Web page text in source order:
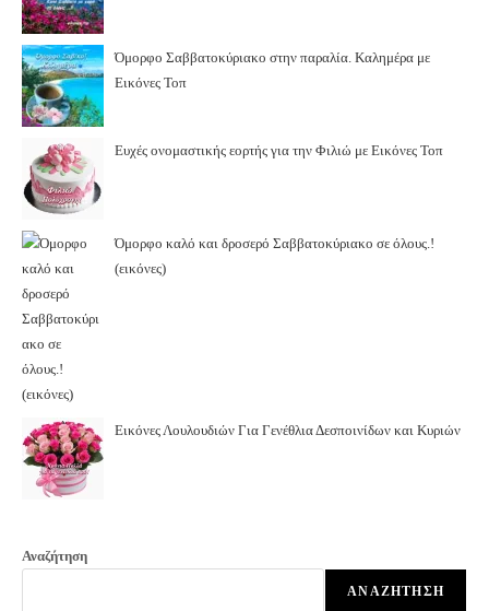
Όμορφο Σαββατοκύριακο στην παραλία. Καλημέρα με
Εικόνες Τοπ
Ευχές ονομαστικής εορτής για την Φιλιώ με Εικόνες Τοπ
Όμορφο καλό και δροσερό Σαββατοκύριακο σε όλους.!
(εικόνες)
Εικόνες Λουλουδιών Για Γενέθλια Δεσποινίδων και Κυριών
Αναζήτηση
ΑΝΑΖΉΤΗΣΗ